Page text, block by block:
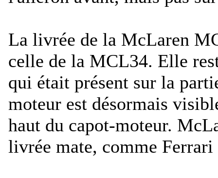
La livrée de la McLaren
celle de la MCL34. Elle
qui était présent sur la
moteur est désormais
haut du capot-moteur.
livrée mate, comme